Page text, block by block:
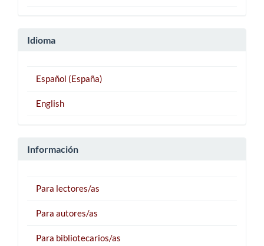
Idioma
Español (España)
English
Información
Para lectores/as
Para autores/as
Para bibliotecarios/as